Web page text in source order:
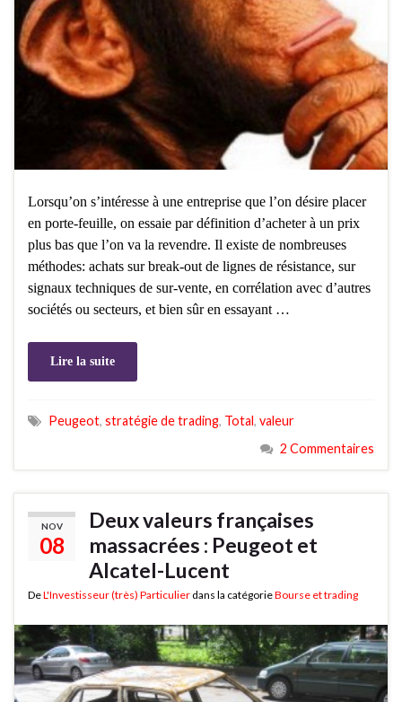
Lorsqu’on s’intéresse à une entreprise que l’on désire placer
en porte-feuille, on essaie par définition d’acheter à un prix
plus bas que l’on va la revendre. Il existe de nombreuses
méthodes: achats sur break-out de lignes de résistance, sur
signaux techniques de sur-vente, en corrélation avec d’autres
sociétés ou secteurs, et bien sûr en essayant …
Lire la suite
Peugeot, stratégie de trading, Total, valeur
2 Commentaires
NOV
08
Deux valeurs françaises
massacrées : Peugeot et
Alcatel-Lucent
DeL'Investisseur (très) Particulier dans la catégorieBourse et trading